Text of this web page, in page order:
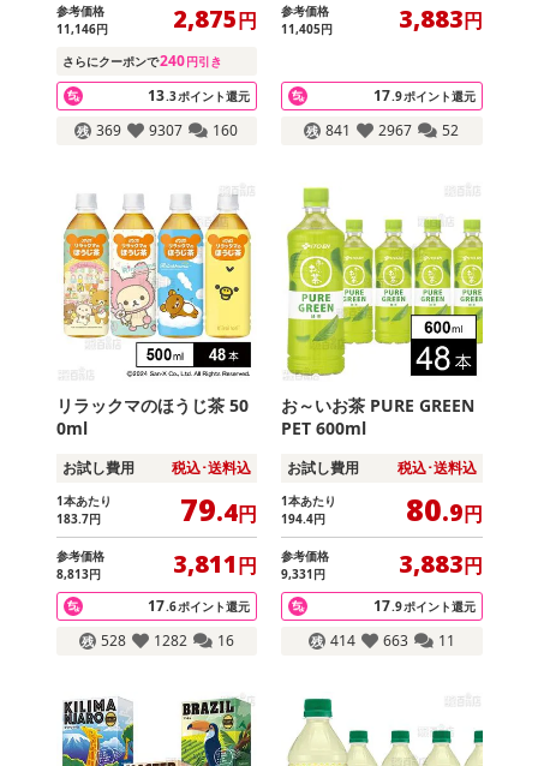
参考価格
11,146円 2,875円
さらにクーポンで240円引き
13.3ポイント還元
369 9307 160
参考価格
11,405円 3,883円
17.9ポイント還元
841 2967 52
リラックマのほうじ茶 50
0ml
お試し費用 税込･送料込
1本あたり
183.7円 79.4円
参考価格
8,813円 3,811円
17.6ポイント還元
528 1282 16
お～いお茶 PURE GREEN
PET 600ml
お試し費用 税込･送料込
1本あたり
194.4円 80.9円
参考価格
9,331円 3,883円
17.9ポイント還元
414 663 11